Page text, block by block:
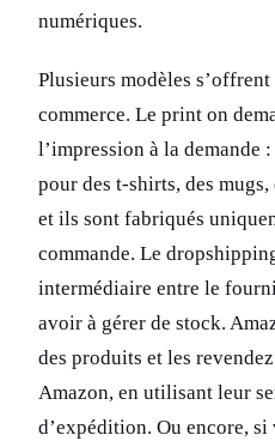
numériques.
Plusieurs modèles s’offrent
commerce. Le print on
l’impression à la demande
pour des t-shirts, des
et ils sont fabriqués
commande. Le
intermédiaire entre le
avoir à gérer de stock.
des produits et les
Amazon, en utilisant leur
d’expédition. Ou encore, si